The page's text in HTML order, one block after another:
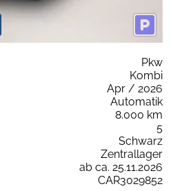
Pkw
Kombi
Apr / 2026
Automatik
8.000 km
5
Schwarz
Zentrallager
ab ca. 25.11.2026
CAR3029852